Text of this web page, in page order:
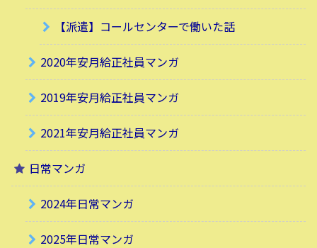
【派遣】コールセンターで働いた話
2020年安月給正社員マンガ
2019年安月給正社員マンガ
2021年安月給正社員マンガ
日常マンガ
2024年日常マンガ
2025年日常マンガ